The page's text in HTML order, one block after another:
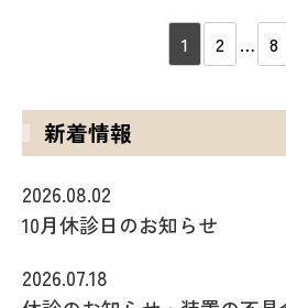
1 2 … 8
新着情報
2026.08.02
10月休診日のお知らせ
2026.07.18